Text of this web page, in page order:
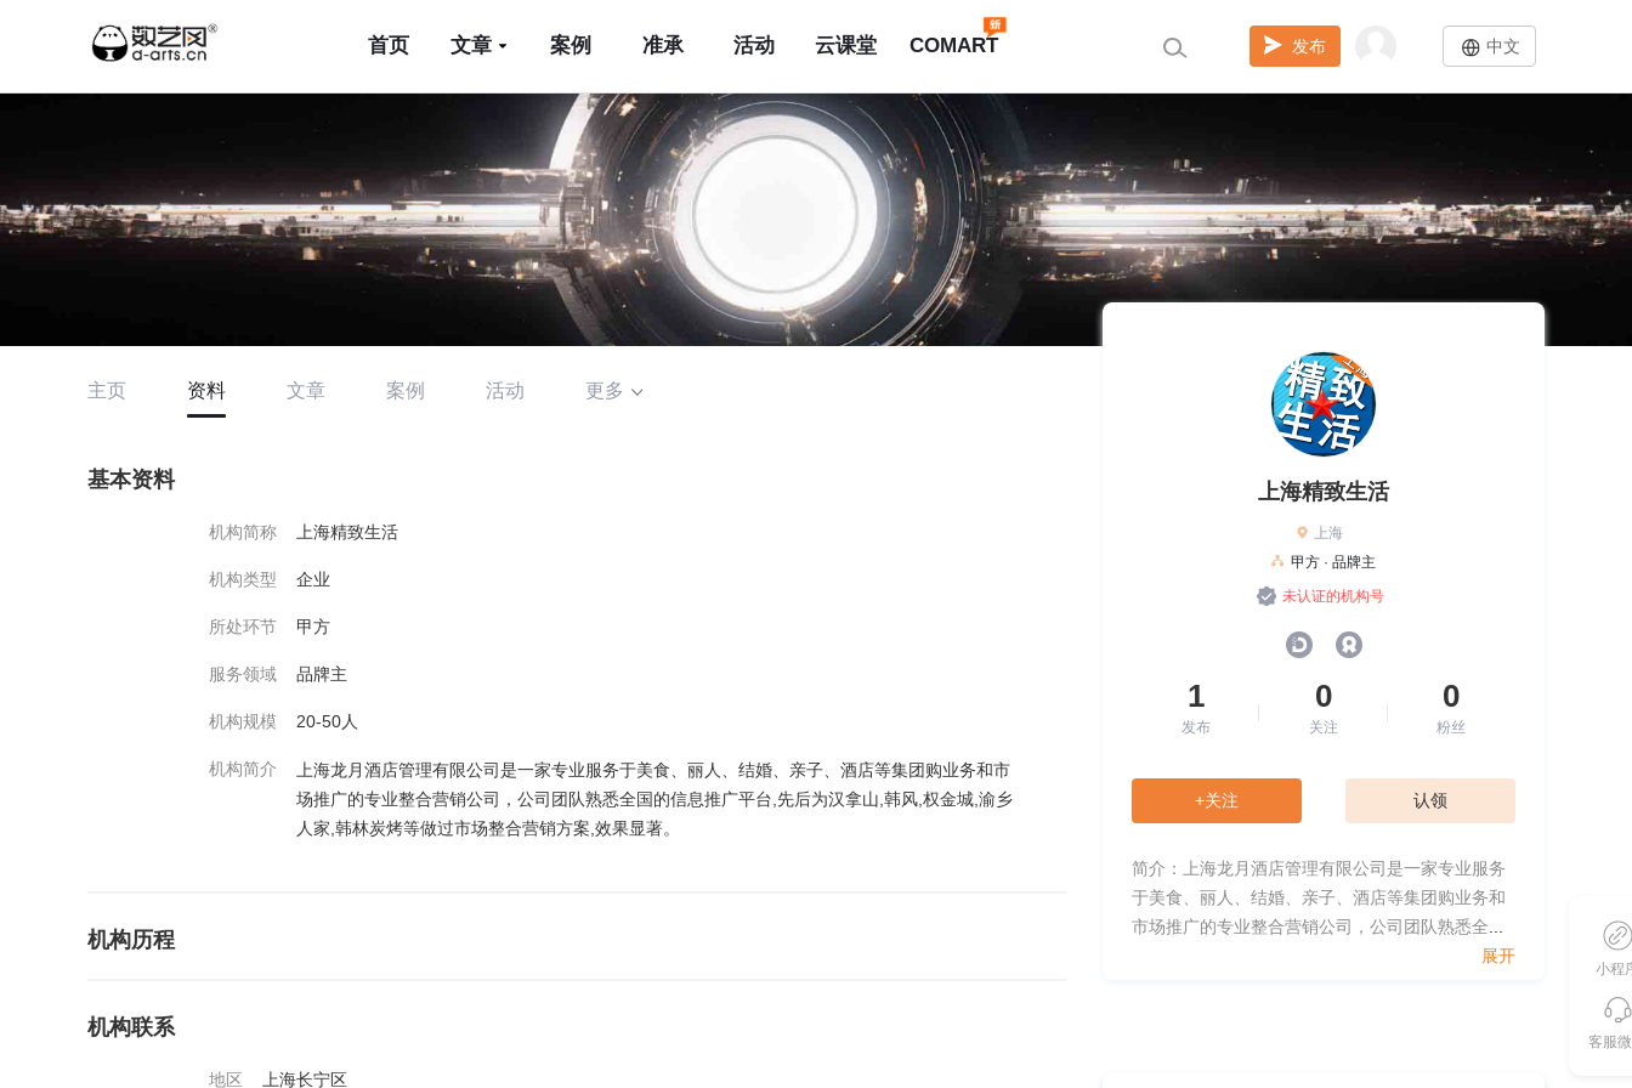
首页 文章 案例 准承 活动 云课堂 COMART 发布 中文
主页 资料 文章 案例 活动 更多
基本资料
机构简称 上海精致生活
机构类型 企业
所处环节 甲方
服务领域 品牌主
机构规模 20-50人
机构简介
上海龙月酒店管理有限公司是一家专业服务于美食、丽人、结婚、亲子、酒店等集团购业务和市
场推广的专业整合营销公司，公司团队熟悉全国的信息推广平台,先后为汉拿山,韩风,权金城,渝乡
人家,韩林炭烤等做过市场整合营销方案,效果显著。
机构历程
机构联系
地区 上海长宁区
上海精致生活
上海
甲方 · 品牌主
未认证的机构号
1
发布
0
关注
0
粉丝
+关注 认领
简介：上海龙月酒店管理有限公司是一家专业服务
于美食、丽人、结婚、亲子、酒店等集团购业务和
市场推广的专业整合营销公司，公司团队熟悉全
展开
小程
客服